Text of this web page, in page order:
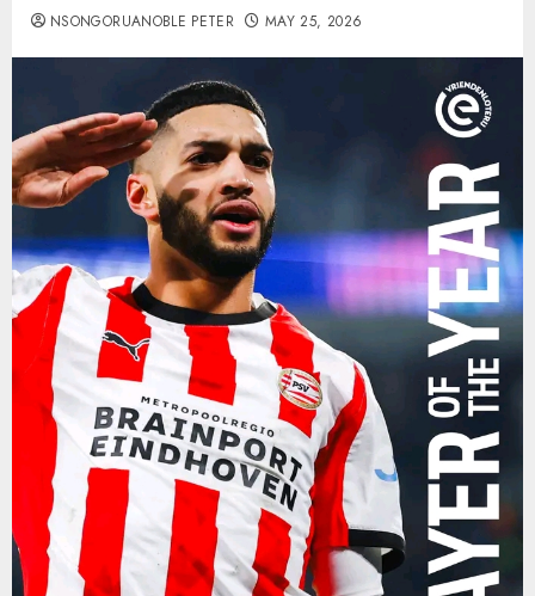
NSONGORUANOBLE PETER MAY 25, 2026